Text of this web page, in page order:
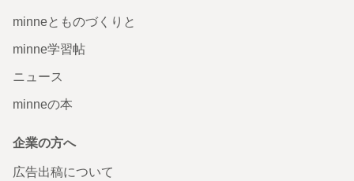
minneとものづくりと
minne学習帖
ニュース
minneの本
企業の方へ
広告出稿について